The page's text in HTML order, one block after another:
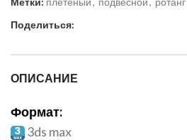
Поделиться:
ОПИСАНИЕ
Формат:
3ds max